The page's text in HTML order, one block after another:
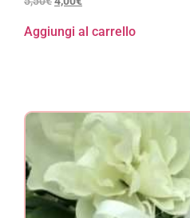
Aggiungi al carrello